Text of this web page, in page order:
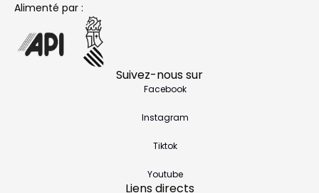
Alimenté par :
Suivez-nous sur
Facebook
Instagram
Tiktok
Youtube
Liens directs